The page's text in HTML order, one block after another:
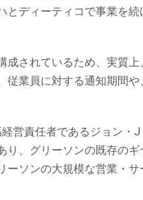
とディーティコで事業を
成されているため、実質
従業員に対する通知期間
営責任者であるジョン
り、グリーソンの既存の
ーソンの大規模な営業・